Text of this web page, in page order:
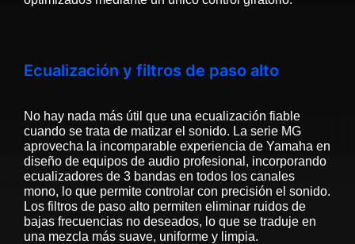
Ecualización y filtros de paso alto
No hay nada más útil que una ecualización fiable
cuando se trata de matizar el sonido. La serie MG
aprovecha la incomparable experiencia de Yamaha en
diseño de equipos de audio profesional, incorporando
ecualizadores de 3 bandas en todos los canales
mono, lo que permite controlar con precisión el sonido.
Los filtros de paso alto permiten eliminar ruidos de
bajas frecuencias no deseados, lo que se traduje en
una mezcla más suave, uniforme y limpia.